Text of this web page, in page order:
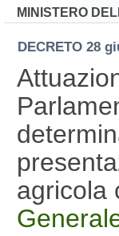
MINISTERO
DECRETO 28
agricola